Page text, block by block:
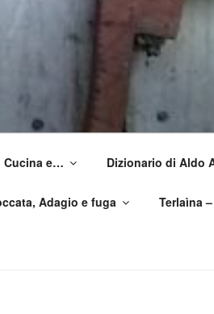
Cucina e… Dizionario di Aldo
Adagio e fuga Terlaìna